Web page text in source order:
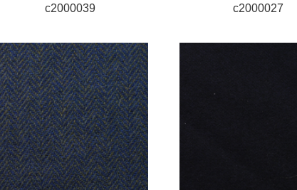
c2000039 c2000027